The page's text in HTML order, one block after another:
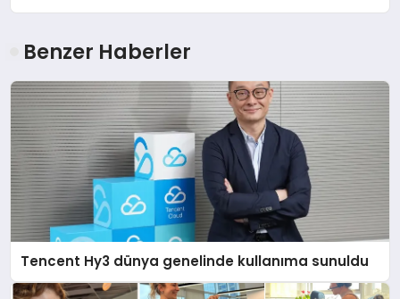
Benzer Haberler
Tencent Hy3 dünya genelinde kullanıma sunuldu